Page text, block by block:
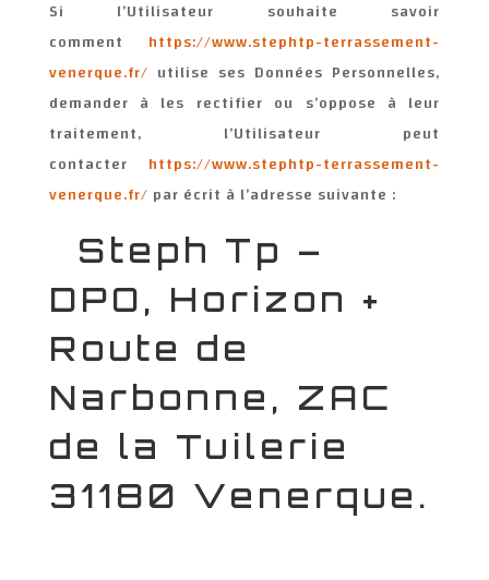
Si l’Utilisateur souhaite savoir
comment
https://www.stephtp-terrassement-
venerque.fr/ utilise ses Données Personnelles,
demander à les rectifier ou s’oppose à leur
traitement, l’Utilisateur peut
contacter
https://www.stephtp-terrassement-
venerque.fr/ par écrit à l’adresse suivante :
Steph Tp –
DPO, Horizon +
Route de
Narbonne, ZAC
de la Tuilerie
31180 Venerque.